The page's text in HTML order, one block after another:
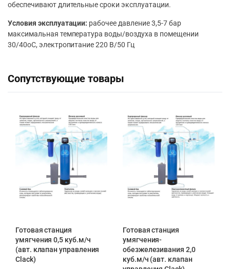
обеспечивают длительные сроки эксплуатации.
Условия эксплуатации: рабочее давление 3,5-7 бар
максимальная температура воды/воздуха в помещении
30/40оС, электропитание 220 В/50 Гц
Сопутствующие товары
Готовая станция
умягчения 0,5 куб.м/ч
(авт. клапан управления
Clack)
Готовая станция
умягчения-
обезжелезивания 2,0
куб.м/ч (авт. клапан